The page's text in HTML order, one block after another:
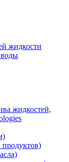
жидкости
жидкостей,